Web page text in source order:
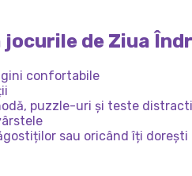
jocurile de Ziua
confortabile
puzzle-uri și teste
sau oricând îți